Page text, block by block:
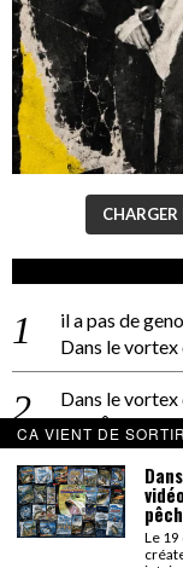
CHARGER
il a pas de
Dans le vortex
Dans le vortex
PACÔME
La séance
La Patrie
dans
On a parlé
Bernardino
CA VIENT DE SORTIR
Le